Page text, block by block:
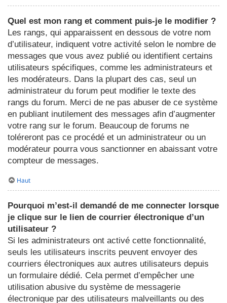
Quel est mon rang et comment puis-je le modifier ?
Les rangs, qui apparaissent en dessous de votre nom
d’utilisateur, indiquent votre activité selon le nombre de
messages que vous avez publié ou identifient certains
utilisateurs spécifiques, comme les administrateurs et
les modérateurs. Dans la plupart des cas, seul un
administrateur du forum peut modifier le texte des
rangs du forum. Merci de ne pas abuser de ce système
en publiant inutilement des messages afin d’augmenter
votre rang sur le forum. Beaucoup de forums ne
toléreront pas ce procédé et un administrateur ou un
modérateur pourra vous sanctionner en abaissant votre
compteur de messages.
Haut
Pourquoi m’est-il demandé de me connecter lorsque
je clique sur le lien de courrier électronique d’un
utilisateur ?
Si les administrateurs ont activé cette fonctionnalité,
seuls les utilisateurs inscrits peuvent envoyer des
courriers électroniques aux autres utilisateurs depuis
un formulaire dédié. Cela permet d’empêcher une
utilisation abusive du système de messagerie
électronique par des utilisateurs malveillants ou des